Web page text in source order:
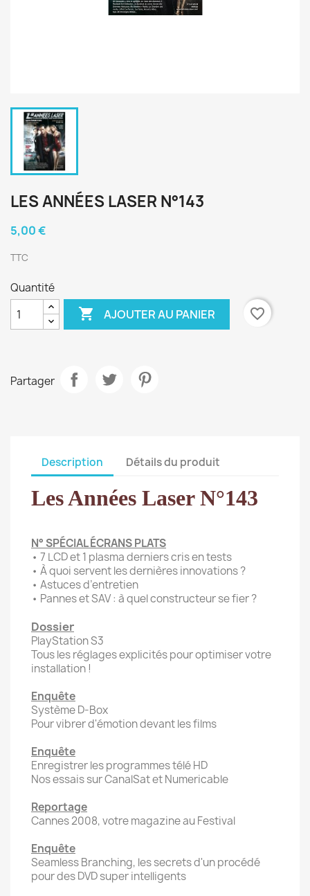
LES ANNÉES LASER N°143
5,00 €
TTC
Quantité
 AJOUTER AU PANIER favorite_border
Partager
Description Détails du produit
Les Années Laser N°143
N° SPÉCIAL ÉCRANS PLATS
• 7 LCD et 1 plasma derniers cris en tests
• À quoi servent les dernières innovations ?
• Astuces d’entretien
• Pannes et SAV : à quel constructeur se fier ?
Dossier
PlayStation S3
Tous les réglages explicités pour optimiser votre
installation !
Enquête
Système D-Box
Pour vibrer d'émotion devant les films
Enquête
Enregistrer les programmes télé HD
Nos essais sur CanalSat et Numericable
Reportage
Cannes 2008, votre magazine au Festival
Enquête
Seamless Branching, les secrets d'un procédé
pour des DVD super intelligents